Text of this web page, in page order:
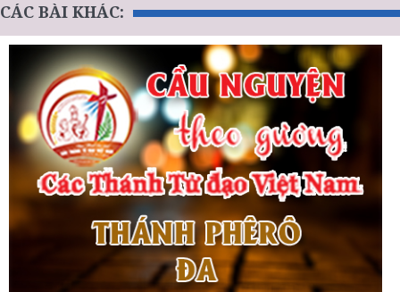
CÁC BÀI KHÁC: